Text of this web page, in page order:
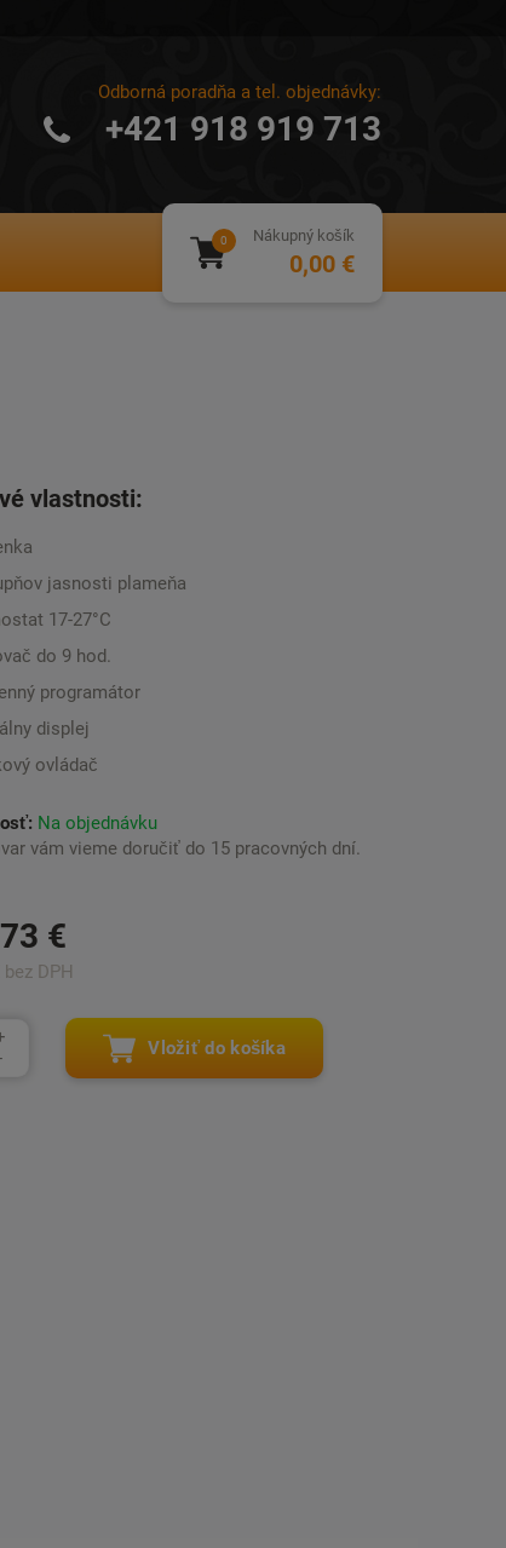
Odborná poradňa a tel. objednávky:
+421 918 919 713
Nákupný košík
0,00 €
vlastnosti:
jasnosti plameňa
17-27°C
do 9 hod.
programátor
displej
ovládač
Na objednávku
vám vieme doručiť do 15 pracovných dní.
€
DPH
Vložiť do košíka